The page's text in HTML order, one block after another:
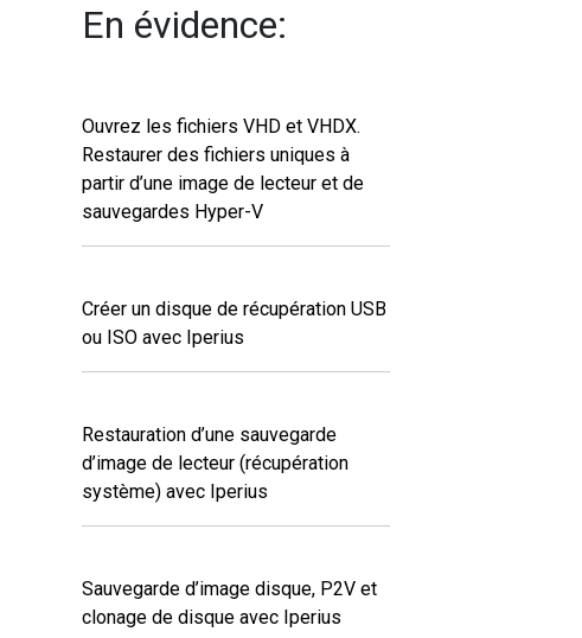
En évidence:
Ouvrez les fichiers VHD et VHDX.
Restaurer des fichiers uniques à
partir d’une image de lecteur et de
sauvegardes Hyper-V
Créer un disque de récupération USB
ou ISO avec Iperius
Restauration d’une sauvegarde
d’image de lecteur (récupération
système) avec Iperius
Sauvegarde d’image disque, P2V et
clonage de disque avec Iperius